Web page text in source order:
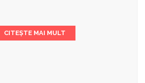
CITEȘTE MAI MULT